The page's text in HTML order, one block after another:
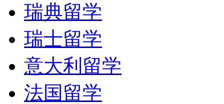
瑞典留学
瑞士留学
意大利留学
法国留学